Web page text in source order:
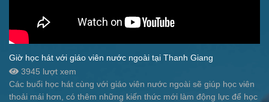
Giờ học hát với giáo viên nước ngoài tại Thanh Giang
3945 lượt xem
Các buổi học hát cùng với giáo viên nước ngoài sẽ giúp học viên
thoải mái hơn, có thêm những kiến thức mới làm động lực để học